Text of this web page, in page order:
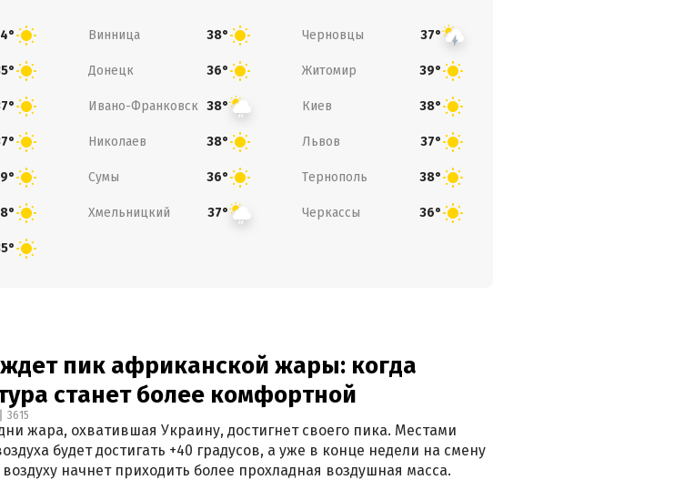
Винница 38° Черновцы 37°
Донецк 36° Житомир 39°
Ивано-Франковск 38° Киев 38°
Николаев 38° Львов 37°
Сумы 36° Тернополь 38°
Хмельницкий 37° Черкассы 36°
пик африканской жары: когда
станет более комфортной
3615
жара, охватившая Украину, достигнет своего пика. Местами
будет достигать +40 градусов, а уже в конце недели на смену
начнет приходить более прохладная воздушная масса.